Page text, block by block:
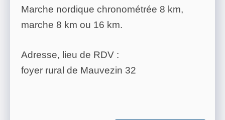
Marche nordique chronométrée 8 km,
marche 8 km ou 16 km.
Adresse, lieu de RDV :
foyer rural de Mauvezin 32